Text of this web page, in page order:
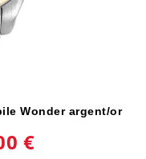
Wonder argent/or
€